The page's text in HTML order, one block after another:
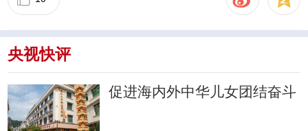
央视快评
促进海内外中华儿女团结奋斗